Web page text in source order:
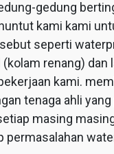
gedung
kami kami
seperti
renang) dan
kami.
tenaga ahli
masing